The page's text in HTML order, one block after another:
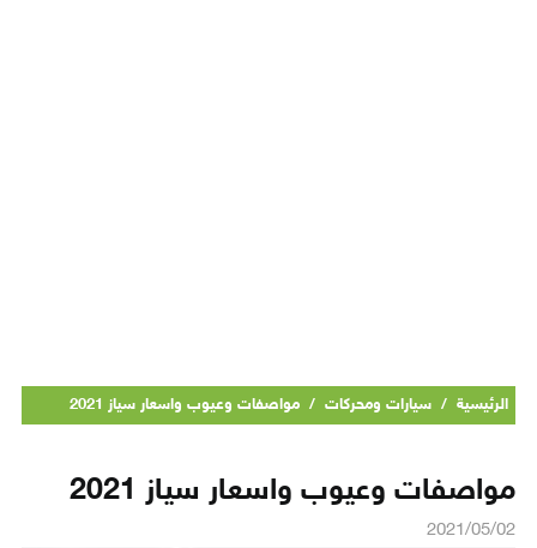
الرئيسية / سيارات ومحركات / مواصفات وعيوب واسعار سياز 2021
مواصفات وعيوب واسعار سياز 2021
2021/05/02